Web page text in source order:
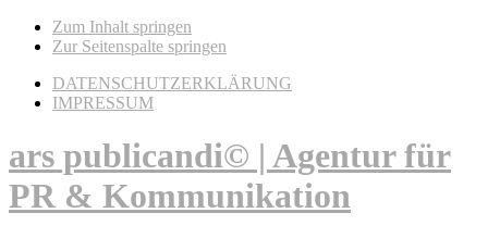
Zum Inhalt springen
Zur Seitenspalte springen
DATENSCHUTZERKLÄRUNG
IMPRESSUM
ars publicandi© | Agentur für
PR & Kommunikation